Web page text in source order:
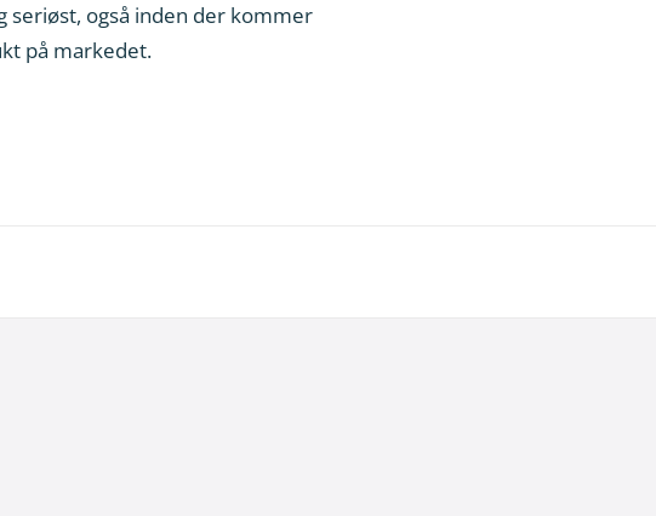
seriøst, også inden der kommer
på markedet.